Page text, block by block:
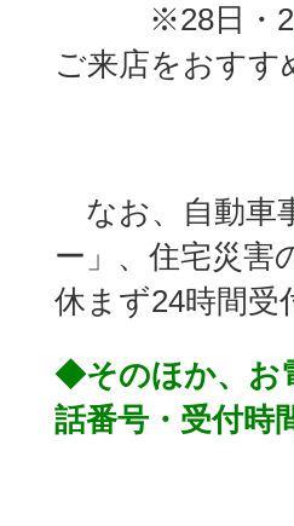
※28日・29日
ご来店をおすす
なお、自動車
ー」、住宅災害
休まず24時間受
◆そのほか、お
話番号・受付時